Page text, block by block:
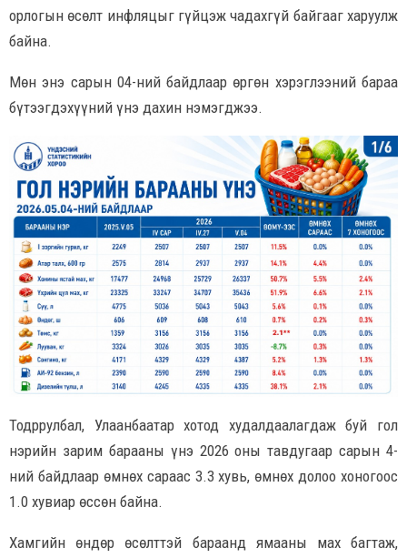
орлогын өсөлт инфляцыг гүйцэж чадахгүй байгааг харуулж
байна.
Мөн энэ сарын 04-ний байдлаар өргөн хэрэглээний бараа
бүтээгдэхүүний үнэ дахин нэмэгджээ.
Тодррулбал, Улаанбаатар хотод худалдаалагдаж буй гол
нэрийн зарим барааны үнэ 2026 оны тавдугаар сарын 4-
ний байдлаар өмнөх сараас 3.3 хувь, өмнөх долоо хоногоос
1.0 хувиар өссөн байна.
Хамгийн өндөр өсөлттэй бараанд ямааны мах багтаж,